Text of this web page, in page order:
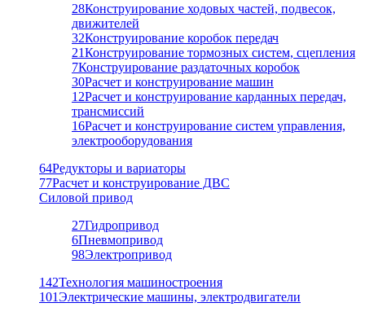
28Конструирование ходовых частей, подвесок,
движителей
32Конструирование коробок передач
21Конструирование тормозных систем, сцепления
7Конструирование раздаточных коробок
30Расчет и конструирование машин
12Расчет и конструирование карданных передач,
трансмиссий
16Расчет и конструирование систем управления,
электрооборудования
64Редукторы и вариаторы
77Расчет и конструирование ДВС
Силовой привод
27Гидропривод
6Пневмопривод
98Электропривод
142Технология машиностроения
101Электрические машины, электродвигатели